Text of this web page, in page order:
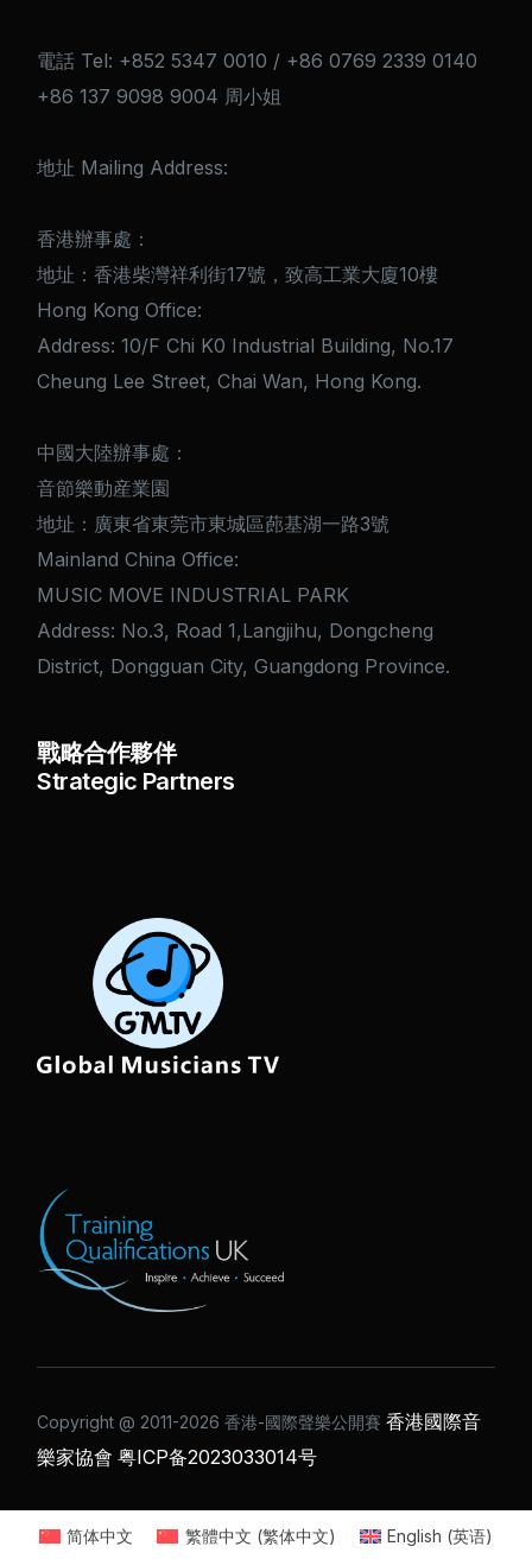
電話 Tel: +852 5347 0010 / +86 0769 2339 0140
+86 137 9098 9004 周小姐
地址 Mailing Address:
香港辦事處：
地址：香港柴灣祥利街17號，致高工業大廈10樓
Hong Kong Office:
Address: 10/F Chi K0 Industrial Building, No.17
Cheung Lee Street, Chai Wan, Hong Kong.
中國大陸辦事處：
音節樂動産業園
地址：廣東省東莞市東城區蓢基湖一路3號
Mainland China Office:
MUSIC MOVE INDUSTRIAL PARK
Address: No.3, Road 1,Langjihu, Dongcheng
District, Dongguan City, Guangdong Province.
戰略合作夥伴
Strategic Partners
Copyright @ 2011-2026 ⾹港-國際聲樂公開賽香港國際音
樂家協會 粤ICP备2023033014号
简体中文 繁體中文 (繁体中文) English (英语)